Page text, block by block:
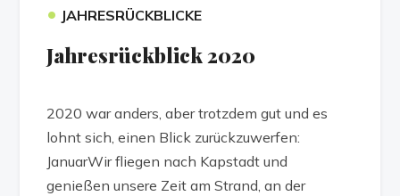
• JAHRESRÜCKBLICKE
Jahresrückblick 2020
2020 war anders, aber trotzdem gut und es
lohnt sich, einen Blick zurückzuwerfen:
JanuarWir fliegen nach Kapstadt und
genießen unsere Zeit am Strand, an der